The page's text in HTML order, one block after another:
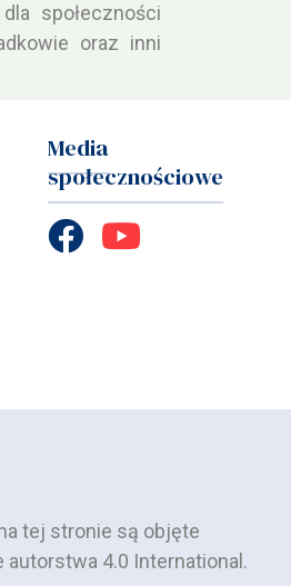
społeczności
oraz inni
Media
społecznościowe
tej stronie są objęte
autorstwa 4.0 International.